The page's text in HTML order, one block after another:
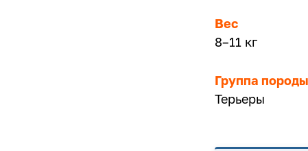
Вес
8–11 кг
Группа
Терьеры